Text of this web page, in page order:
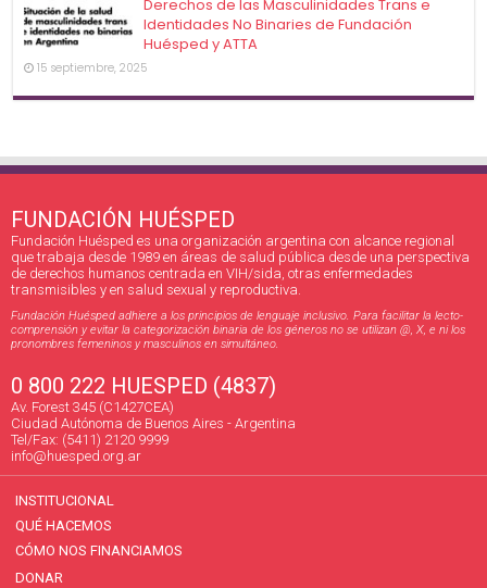
Derechos de las Masculinidades Trans e
Identidades No Binaries de Fundación
Huésped y ATTA
15 septiembre, 2025
FUNDACIÓN HUÉSPED
Fundación Huésped es una organización argentina con alcance regional
que trabaja desde 1989 en áreas de salud pública desde una perspectiva
de derechos humanos centrada en VIH/sida, otras enfermedades
transmisibles y en salud sexual y reproductiva.
Fundación Huésped adhiere a los principios de lenguaje inclusivo. Para facilitar la lecto-
comprensión y evitar la categorización binaria de los géneros no se utilizan @, X, e ni los
pronombres femeninos y masculinos en simultáneo.
0 800 222 HUESPED (4837)
Av. Forest 345 (C1427CEA)
Ciudad Autónoma de Buenos Aires - Argentina
Tel/Fax: (5411) 2120 9999
info@huesped.org.ar
INSTITUCIONAL
QUÉ HACEMOS
CÓMO NOS FINANCIAMOS
DONAR